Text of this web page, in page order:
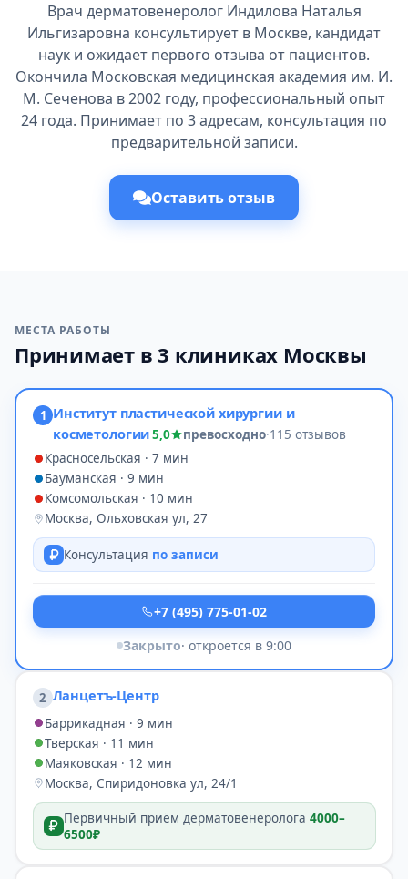
Врач дерматовенеролог Индилова Наталья
Ильгизаровна консультирует в Москве, кандидат
наук и ожидает первого отзыва от пациентов.
Окончила Московская медицинская академия им. И.
М. Сеченова в 2002 году, профессиональный опыт
24 года. Принимает по 3 адресам, консультация по
предварительной записи.
Оставить отзыв
МЕСТА РАБОТЫ
Принимает в 3 клиниках Москвы
1 Институт пластической хирургии и
косметологии5,0 превосходно·115 отзывов
Красносельская · 7 мин
Бауманская · 9 мин
Комсомольская · 10 мин
Москва, Ольховская ул, 27
Консультация по записи
+7 (495) 775-01-02
Закрыто· откроется в 9:00
2 Ланцетъ-Центр
Баррикадная · 9 мин
Тверская · 11 мин
Маяковская · 12 мин
Москва, Спиридоновка ул, 24/1
Первичный приём дерматовенеролога 4000–
6500₽